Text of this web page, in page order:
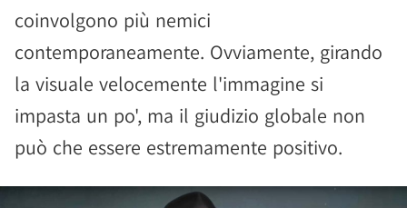
coinvolgono più nemici
contemporaneamente. Ovviamente, girando
la visuale velocemente l'immagine si
impasta un po', ma il giudizio globale non
può che essere estremamente positivo.